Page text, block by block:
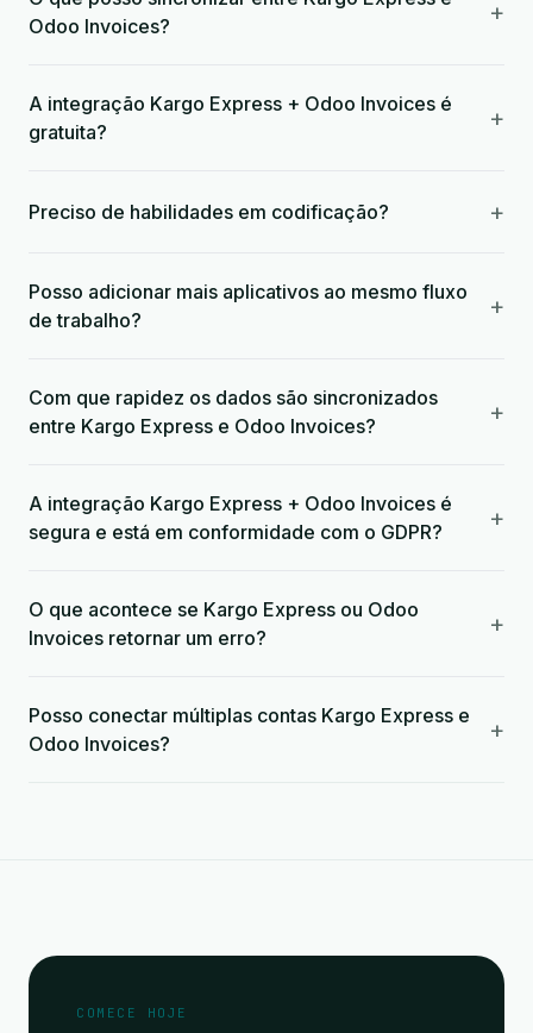
Odoo Invoices?
+
A integração Kargo Express + Odoo Invoices é
gratuita?
+
Preciso de habilidades em codificação? +
Posso adicionar mais aplicativos ao mesmo fluxo
de trabalho?
+
Com que rapidez os dados são sincronizados
entre Kargo Express e Odoo Invoices?
+
A integração Kargo Express + Odoo Invoices é
segura e está em conformidade com o GDPR?
+
O que acontece se Kargo Express ou Odoo
Invoices retornar um erro?
+
Posso conectar múltiplas contas Kargo Express e
Odoo Invoices?
+
COMECE HOJE